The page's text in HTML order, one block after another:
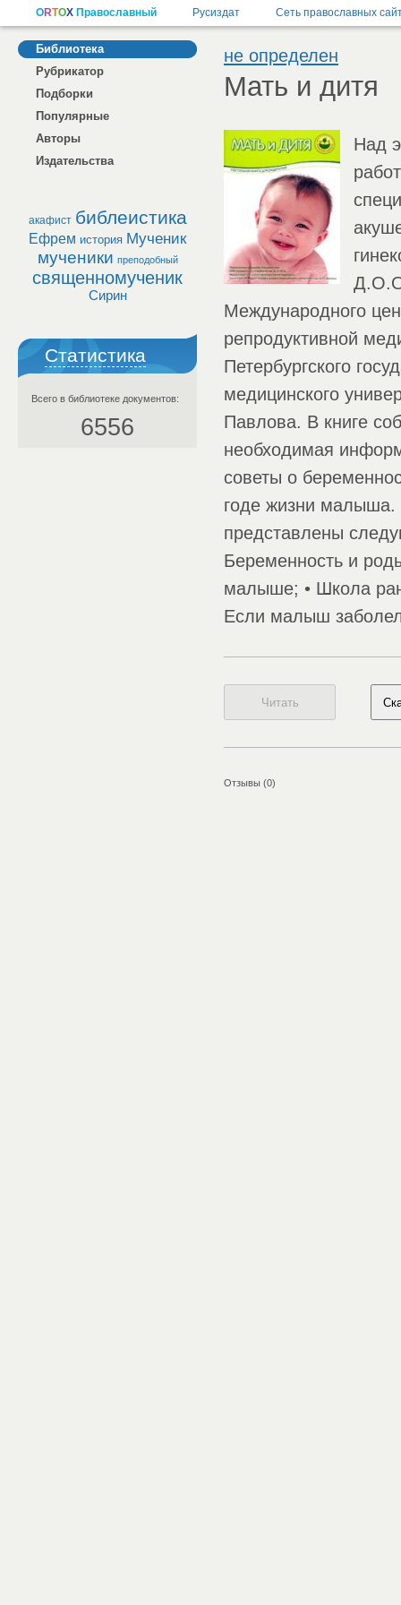
Библиотека
Рубрикатор
Подборки
Популярные
Авторы
Издательства
акафист библеистика
Ефрем история Мученик
мученики преподобный
священномученик
Сирин
Статистика
Всего в библиотеке документов:
6556
не определен
Мать и дитя
Над
Международного
репродуктивной
Петербургского
медицинского
Павлова. В книге
необходимая
советы о
годе жизни малыша.
представлены
Беременность и
малыше; • Школа
Если малыш
Отзывы (0)